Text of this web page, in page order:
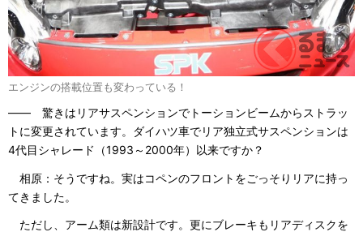
エンジンの搭載位置も変わっている！
―― 驚きはリアサスペンションでトーションビームからストラッ
トに変更されています。ダイハツ車でリア独立式サスペンションは
4代目シャレード（1993～2000年）以来ですか？
相原：そうですね。実はコペンのフロントをごっそりリアに持っ
てきました。
ただし、アーム類は新設計です。更にブレーキもリアディスクを